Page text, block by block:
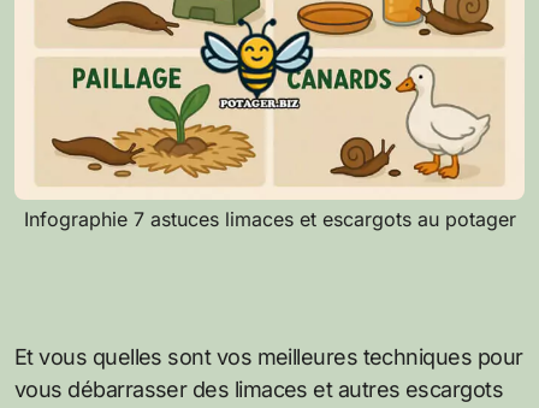
Infographie 7 astuces limaces et escargots au potager
Et vous quelles sont vos meilleures techniques pour
vous débarrasser des limaces et autres escargots